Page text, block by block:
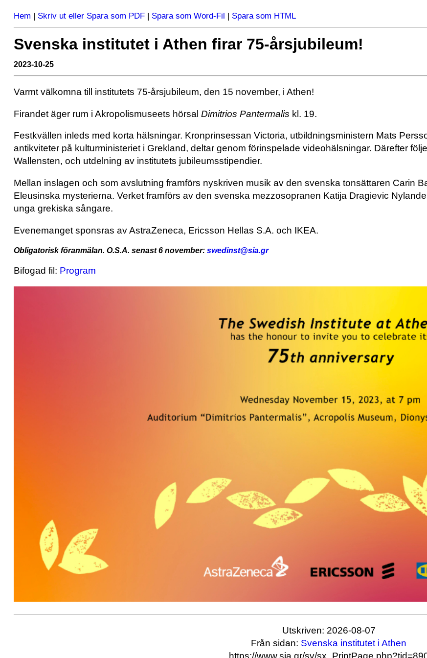
Hem | Skriv ut eller Spara som PDF | Spara som Word-Fil | Spara som HTML
Svenska institutet i Athen firar 75-årsjubileum!
2023-10-25
Varmt välkomna till institutets 75-årsjubileum, den 15 november, i Athen!
Firandet äger rum i Akropolismuseets hörsal Dimitrios Pantermalis kl. 19.
Festkvällen inleds med korta hälsningar. Kronprinsessan Victoria, utbildningsministern Mats
antikviteter på kulturministeriet i Grekland, deltar genom förinspelade videohälsningar. Därefter
Wallensten, och utdelning av institutets jubileumsstipendier.
Mellan inslagen och som avslutning framförs nyskriven musik av den svenska tonsättaren Carin
Eleusinska mysterierna. Verket framförs av den svenska mezzosopranen Katija Dragievic
unga grekiska sångare.
Evenemanget sponsras av AstraZeneca, Ericsson Hellas S.A. och IKEA.
Obligatorisk föranmälan. O.S.A. se­nast 6 november: swedinst@sia.gr
Bifogad fil: Program
Utskriven: 2026-08-07
Från sidan: Svenska institutet i Athen
https://www.sia.gr/sv/